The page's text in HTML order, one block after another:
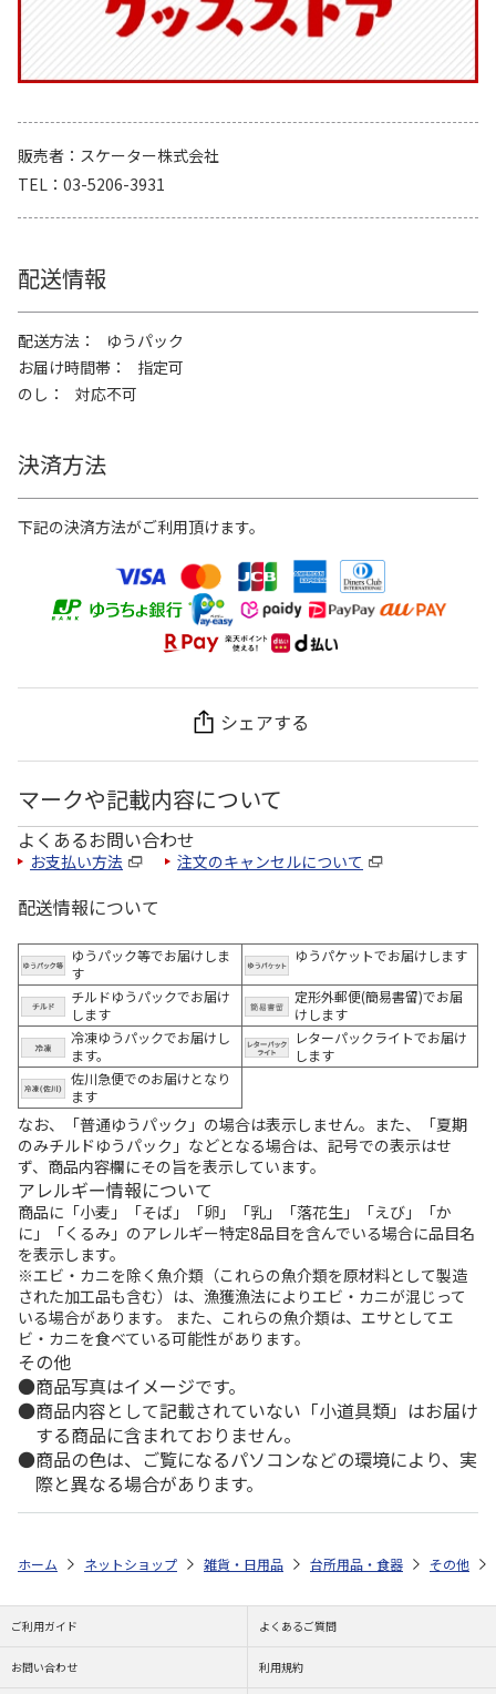
販売者
スケーター株式会社
TEL
03-5206-3931
配送情報
配送方法
ゆうパック
お届け時間帯
指定可
のし
対応不可
決済方法
下記の決済方法がご利用頂けます。
シェアする
マークや記載内容について
よくあるお問い合わせ
お支払い方法 注文のキャンセルについて
配送情報について
ゆうパック等でお届けしま
す
ゆうパケットでお届けします
チルドゆうパックでお届け
します
定形外郵便(簡易書留)でお届
けします
冷凍ゆうパックでお届けし
ます。
レターパックライトでお届け
します
佐川急便でのお届けとなり
ます
なお、「普通ゆうパック」の場合は表示しません。また、「夏期
のみチルドゆうパック」などとなる場合は、記号での表示はせ
ず、商品内容欄にその旨を表示しています。
アレルギー情報について
商品に「小麦」「そば」「卵」「乳」「落花生」「えび」「か
に」「くるみ」のアレルギー特定8品目を含んでいる場合に品目名
を表示します。
※エビ・カニを除く魚介類（これらの魚介類を原材料として製造
された加工品も含む）は、漁獲漁法によりエビ・カニが混じって
いる場合があります。 また、これらの魚介類は、エサとしてエ
ビ・カニを食べている可能性があります。
その他
商品写真はイメージです。
商品内容として記載されていない「小道具類」はお届け
する商品に含まれておりません。
商品の色は、ご覧になるパソコンなどの環境により、実
際と異なる場合があります。
ホーム ネットショップ 雑貨・日用品 台所用品・食器 その他
ご利用ガイド よくあるご質問
お問い合わせ 利用規約